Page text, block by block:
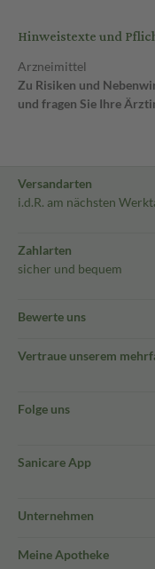
Hinweistexte und
Arzneimittel
Zu Risiken und
und fragen Sie Ihre
Versandarten
i.d.R. am nächsten
Zahlarten
sicher und bequem
Bewerte uns
Vertraue unserem
Folge uns
Sanicare App
Unternehmen
Meine Apotheke